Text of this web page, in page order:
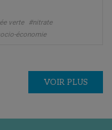
verte
#nitrate
économie
VOIR PLUS